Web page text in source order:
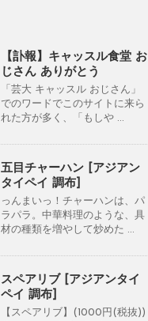
【訃報】キャッスル食堂 お
じさん ありがとう
「芸大 キャッスル おじさん」
でのワードでこのサイトに来ら
れた方が多く、「もしや ...
五目チャーハン [アジアン
タイペイ 調布]
っんまいっ！チャーハンは、パ
ラパラ。中華料理のような、具
材の種類を増やして炒めた ...
スペアリブ [アジアンタイ
ペイ 調布]
【スペアリブ】(1000円(税抜))